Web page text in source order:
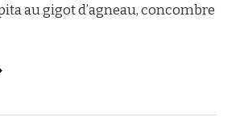
au gigot d’agneau, concombre